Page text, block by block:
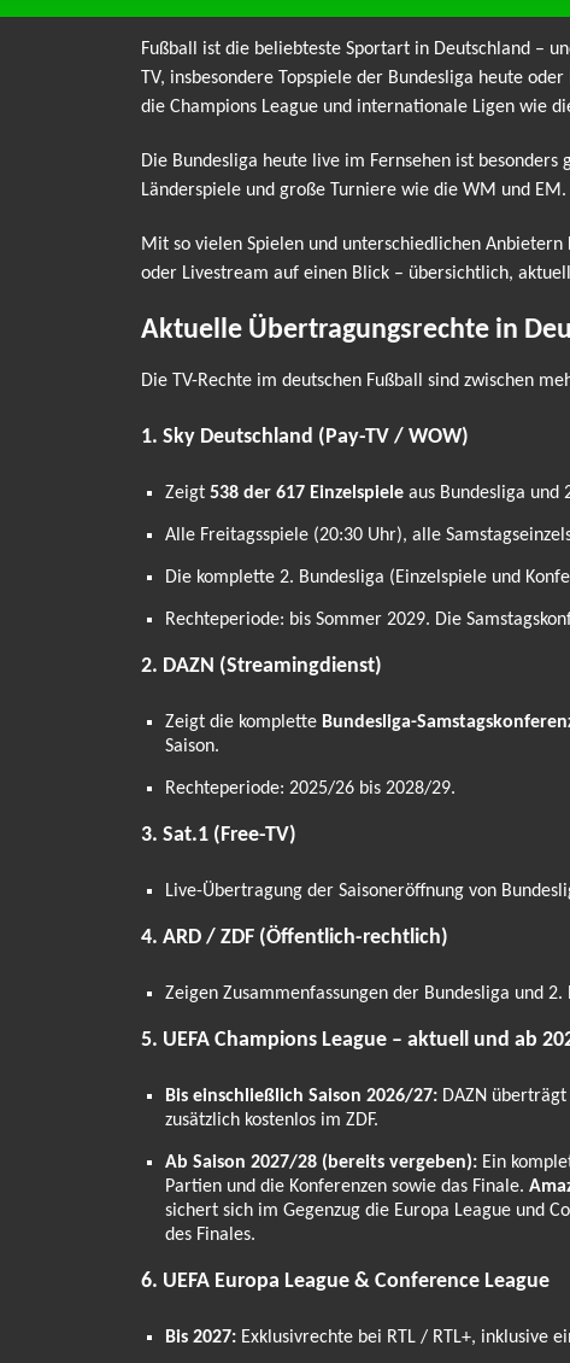
Fußball ist die beliebteste Sportart in Deutschland –
TV, insbesondere Topspiele der Bundesliga heute
die Champions League und internationale Ligen wie
Die Bundesliga heute live im Fernsehen ist
Länderspiele und große Turniere wie die WM und EM.
Mit so vielen Spielen und unterschiedlichen
oder Livestream auf einen Blick – übersichtlich,
Aktuelle Übertragungsrechte in
Die TV-Rechte im deutschen Fußball sind zwischen
1. Sky Deutschland (Pay-TV / WOW)
Zeigt 538 der 617 Einzelspiele aus Bundesliga und
Alle Freitagsspiele (20:30 Uhr), alle
Die komplette 2. Bundesliga (Einzelspiele und
Rechteperiode: bis Sommer 2029. Die
2. DAZN (Streamingdienst)
Zeigt die komplette Bundesliga-
Saison.
Rechteperiode: 2025/26 bis 2028/29.
3. Sat.1 (Free-TV)
Live-Übertragung der Saisoneröffnung von
4. ARD / ZDF (Öffentlich-rechtlich)
Zeigen Zusammenfassungen der Bundesliga und
5. UEFA Champions League – aktuell und ab
Bis einschließlich Saison 2026/27: DAZN
zusätzlich kostenlos im ZDF.
Ab Saison 2027/28 (bereits vergeben): Ein
Partien und die Konferenzen sowie das Finale.
sichert sich im Gegenzug die Europa League und
des Finales.
6. UEFA Europa League & Conference League
Bis 2027: Exklusivrechte bei RTL / RTL+, inklusive